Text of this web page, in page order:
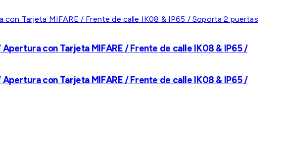
con Tarjeta MIFARE / Frente de calle IK08 & IP65 /
con Tarjeta MIFARE / Frente de calle IK08 & IP65 /